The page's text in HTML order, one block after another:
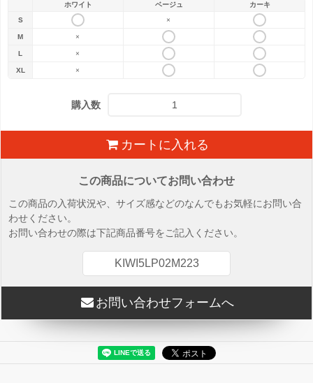
ホワイト ベージュ
カーキ
S
×
M ×
L ×
XL ×
購入数
カートに入れる
この商品についてお問い合わせ
この商品の入荷状況や、サイズ感などのなんでもお気軽にお問い合
わせください。
お問い合わせの際は下記商品番号をご記入ください。
KIWI5LP02M223
お問い合わせフォームへ